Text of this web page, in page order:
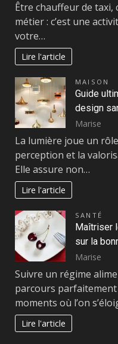
Être chauffeur de taxi,
métier : c’est une
votre…
Lire l'article
MAISON
Guide
design
Marise
La lumière joue un
perception et la
Elle assure non…
Lire l'article
SANTÉ
Maîtriser
sur la
Marise
Suivre un régime
parcours parfaitement
moments où l’on
Lire l'article